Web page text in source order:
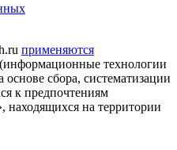
применяются
(информационные технологии
сбора, систематизации
к предпочтениям
находящихся на территории